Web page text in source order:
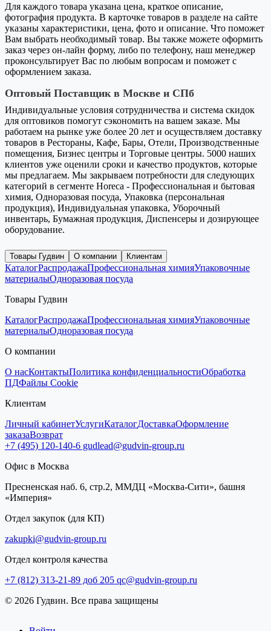
Для каждого товара указана цена, краткое описание,
фотография продукта. В карточке товаров в разделе на сайте
указаны характеристики, цена, фото и описание. Что поможет
Вам выбрать необходимый товар. Вы также можете оформить
заказ через он-лайн форму, либо по телефону, наш менеджер
проконсультирует Вас по любым вопросам и поможет с
оформлением заказа.
Оптовый Поставщик в Москве и СПб
Индивидуальные условия сотрудничества и система скидок
для оптовиков помогут сэкономить на вашем заказе. Мы
работаем на рынке уже более 20 лет и осуществляем доставку
товаров в Рестораны, Кафе, Бары, Отели, Производственные
помещения, Бизнес центры и Торговые центры. 5000 наших
клиентов уже оценили сроки и качество продуктов, которые
мы предлагаем. Мы закрываем потребности для следующих
категорий в сегменте Horeca - Профессиональная и бытовая
химия, Одноразовая посуда, Упаковка (персональная
продукция), Индивидуальная упаковка, Уборочный
инвентарь, Бумажная продукция, Диспенсеры и дозирующее
оборудование.
Товары Гудвин О компании Клиентам
КаталогРаспродажаПрофессиональная химияУпаковочные
материалыОдноразовая посуда
Товары Гудвин
КаталогРаспродажаПрофессиональная химияУпаковочные
материалыОдноразовая посуда
О компании
О насКонтактыПолитика конфиденциальностиОбработка
ПДФайлы Cookie
Клиентам
Личный кабинетУслугиКаталогДоставкаОформление
заказаВозврат
+7 (495) 120-140-6 gudlead@gudvin-group.ru
Офис в Москва
Пресненская наб. 6, стр.2, ММДЦ «Москва-Сити», башня
«Империя»
Отдел закупок (для КП)
zakupki@gudvin-group.ru
Отдел контроля качества
+7 (812) 313-21-89 доб 205 qc@gudvin-group.ru
© 2026 Гудвин. Все права защищены